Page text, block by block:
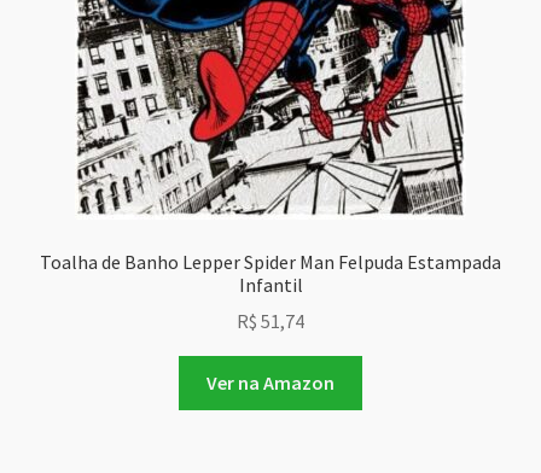
Toalha de Banho Lepper Spider Man Felpuda Estampada
Infantil
R$ 51,74
Ver na Amazon